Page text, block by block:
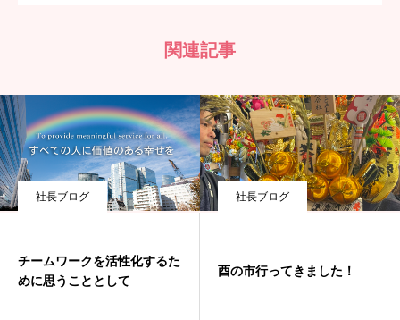
関連記事
社長ブログ
チームワークを活性化するた
めに思うこととして
社長ブログ
酉の市行ってきました！